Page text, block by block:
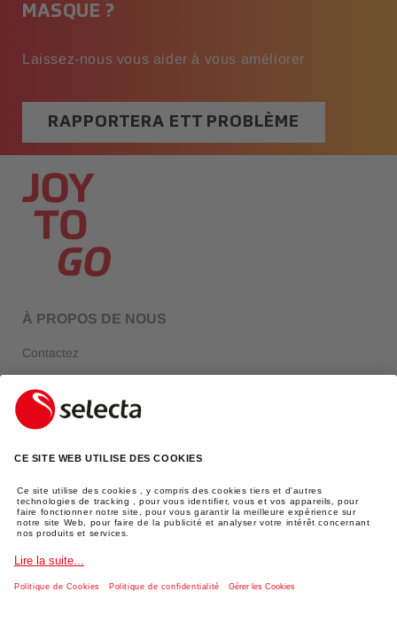
MASQUE ?
Laissez-nous vous aider à vous améliorer
RAPPORTERA ETT PROBLÈME
À PROPOS DE NOUS
Contactez
FAQ
Mentions légales
Protection des données
AGBs